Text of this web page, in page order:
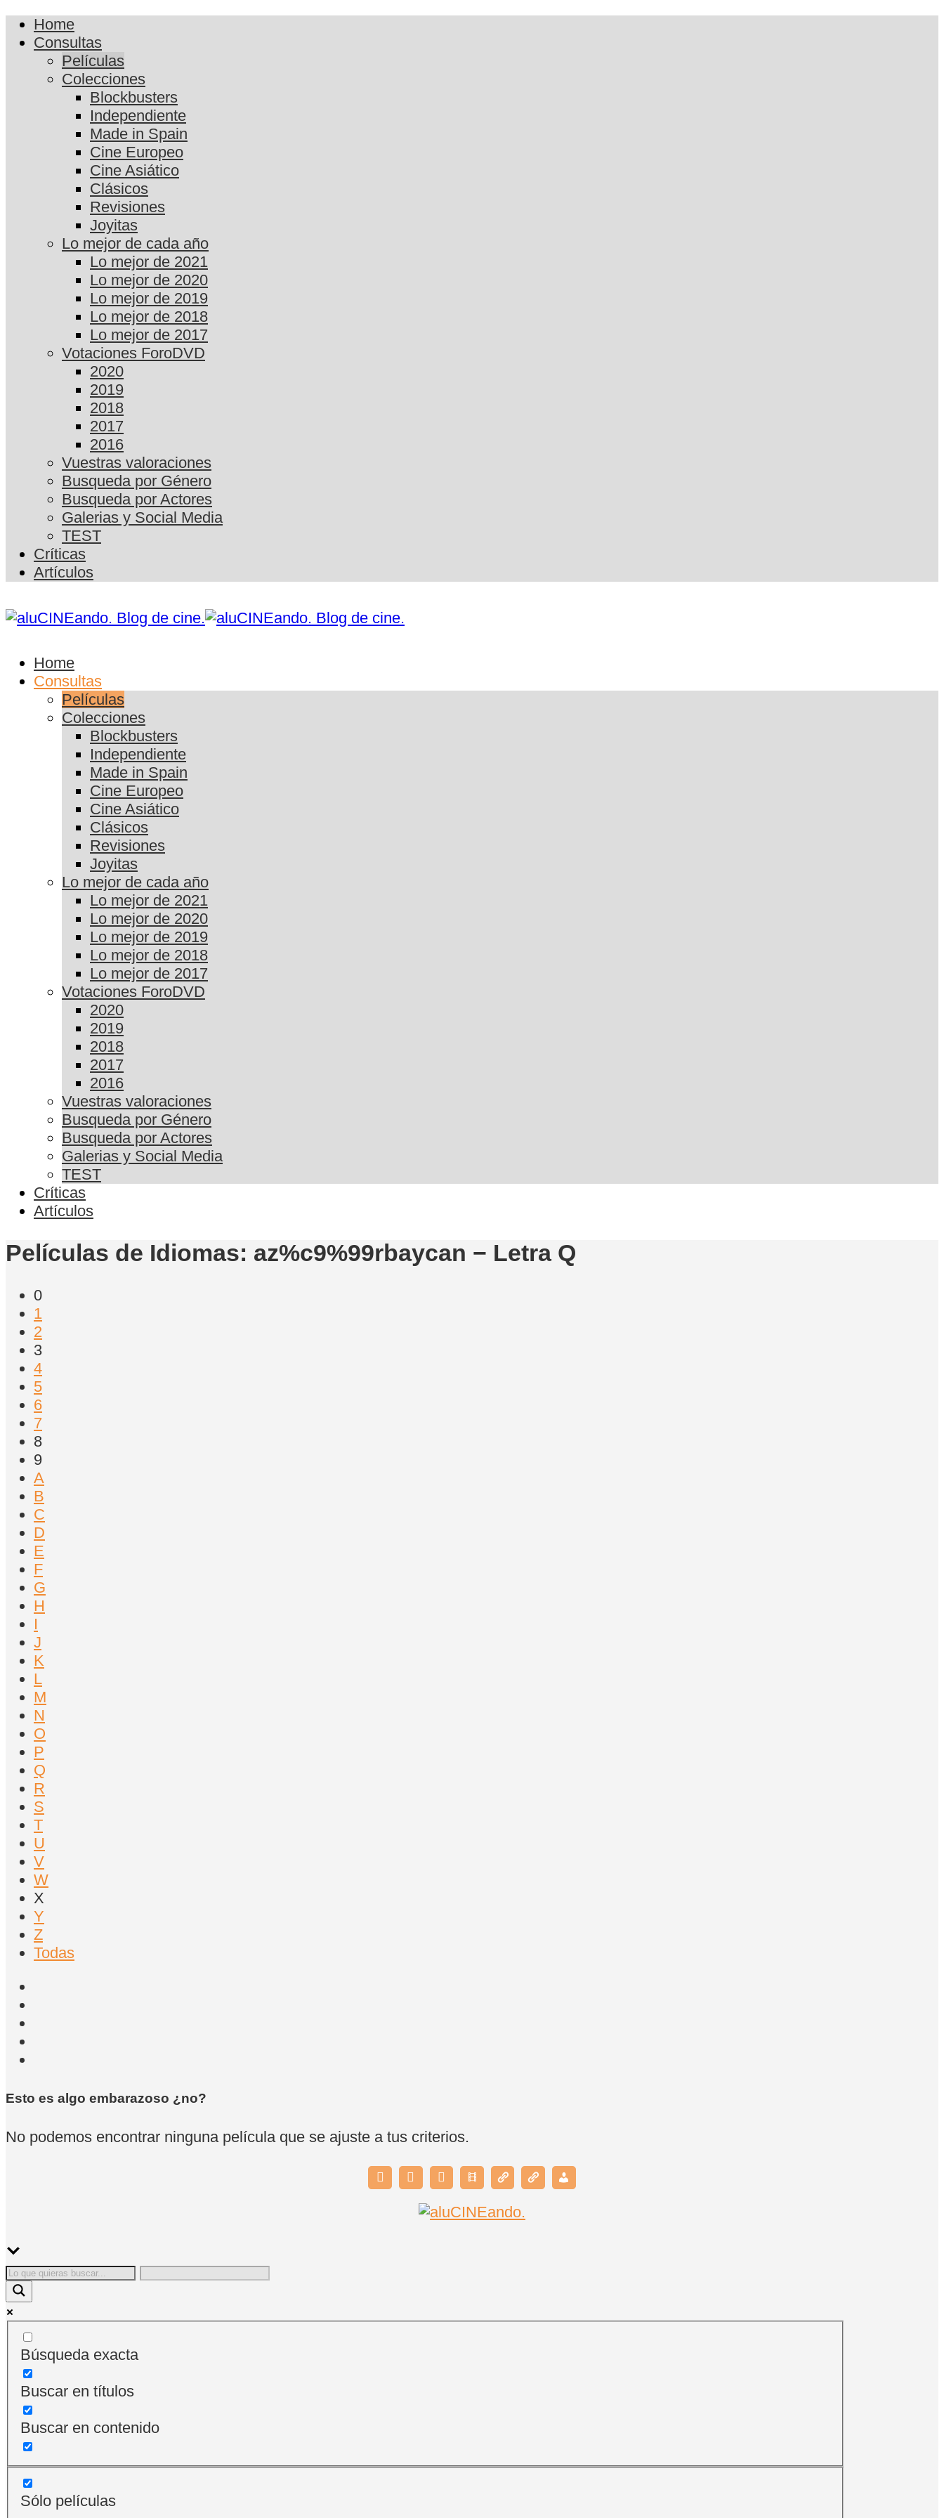
Home
Consultas
Películas
Colecciones
Blockbusters
Independiente
Made in Spain
Cine Europeo
Cine Asiático
Clásicos
Revisiones
Joyitas
Lo mejor de cada año
Lo mejor de 2021
Lo mejor de 2020
Lo mejor de 2019
Lo mejor de 2018
Lo mejor de 2017
Votaciones ForoDVD
2020
2019
2018
2017
2016
Vuestras valoraciones
Busqueda por Género
Busqueda por Actores
Galerias y Social Media
TEST
Críticas
Artículos
Home
Consultas
Películas
Colecciones
Blockbusters
Independiente
Made in Spain
Cine Europeo
Cine Asiático
Clásicos
Revisiones
Joyitas
Lo mejor de cada año
Lo mejor de 2021
Lo mejor de 2020
Lo mejor de 2019
Lo mejor de 2018
Lo mejor de 2017
Votaciones ForoDVD
2020
2019
2018
2017
2016
Vuestras valoraciones
Busqueda por Género
Busqueda por Actores
Galerias y Social Media
TEST
Críticas
Artículos
Películas de Idiomas: az%c9%99rbaycan − Letra Q
0
1
2
3
4
5
6
7
8
9
A
B
C
D
E
F
G
H
I
J
K
L
M
N
O
P
Q
R
S
T
U
V
W
X
Y
Z
Todas
Esto es algo embarazoso ¿no?
No podemos encontrar ninguna película que se ajuste a tus criterios.
Búsqueda exacta
Buscar en títulos
Buscar en contenido
Sólo películas